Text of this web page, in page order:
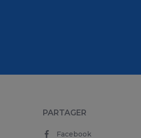
PARTAGER
Facebook